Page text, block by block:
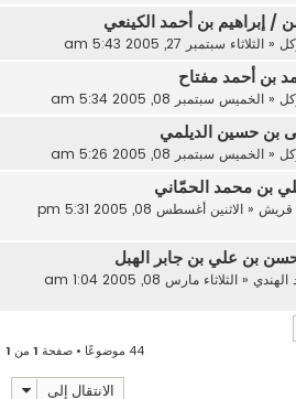
/ إبراهيم بن أحمد الكينعي
« الثلاثاء سبتمبر 27, 2005 5:43 am
بن أحمد مفتاح
« الخميس سبتمبر 08, 2005 5:34 am
بن حسين الديلمي
« الخميس سبتمبر 08, 2005 5:26 am
بن محمد الحمّاني
« الاثنين أغسطس 08, 2005 5:31 pm
بن علي بن جابر الهبل
« الثلاثاء مارس 08, 2005 1:04 am
44 موضوعًا • صفحة 1 من 1
الانتقال إلى